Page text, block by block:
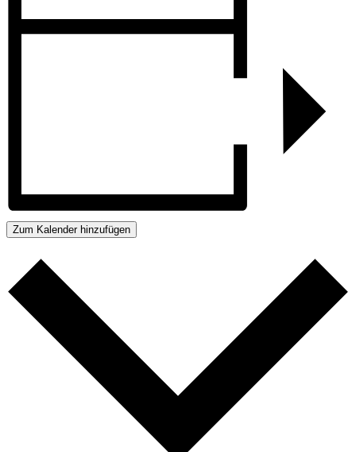
Zum Kalender hinzufügen